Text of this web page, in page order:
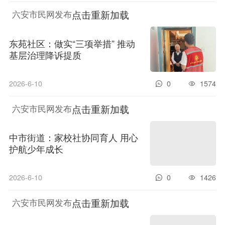
六安市民网发布点击重新加载
东苑社区：做实“三项举措” 推动
基层治理降诉提质
2026-6-10 1574
0
六安市民网发布点击重新加载
中市街道：家校社协同育人 用心
护航少年成长
2026-6-10 1426
0
六安市民网发布点击重新加载